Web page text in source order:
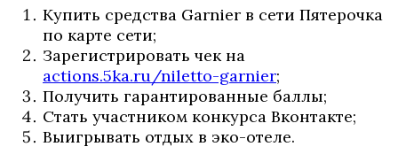
Купить средства Garnier в сети Пятерочка
по карте сети;
Зарегистрировать чек на
actions.5ka.ru/niletto-garnier;
Получить гарантированные баллы;
Стать участником конкурса Вконтакте;
Выигрывать отдых в эко-отеле.